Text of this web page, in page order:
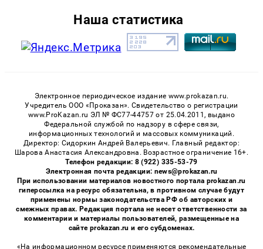
Наша статистика
Электронное периодическое издание www.prokazan.ru.
Учредитель ООО «Проказан». Cвидетельство о регистрации
www.ProKazan.ru ЭЛ № ФС77-44757 от 25.04.2011, выдано
Федеральной службой по надзору в сфере связи,
информационных технологий и массовых коммуникаций.
Директор: Сидоркин Андрей Валерьевич. Главный редактор:
Шарова Анастасия Александровна. Возрастное ограничение 16+.
Телефон редакции: 8 (922) 335-53-79
Электронная почта редакции: news@prokazan.ru
При использовании материалов новостного портала prokazan.ru
гиперссылка на ресурс обязательна, в противном случае будут
применены нормы законодательства РФ об авторских и
смежных правах. Редакция портала не несет ответственности за
комментарии и материалы пользователей, размещенные на
сайте prokazan.ru и его субдоменах.
«На информационном ресурсе применяются рекомендательные